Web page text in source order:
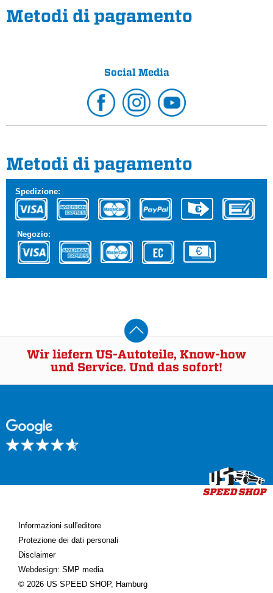
Metodi di pagamento
Social Media
Metodi di pagamento
Spedizione:
Negozio:
Wir liefern US-Autoteile, Know-how
und Service. Und das sofort!
Informazioni sull'editore
Protezione dei dati personali
Disclaimer
Webdesign: SMP media
© 2026 US SPEED SHOP, Hamburg